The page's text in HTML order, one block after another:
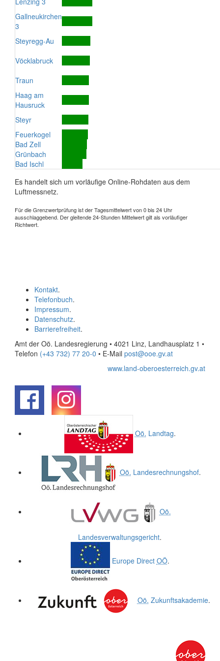
Gallneukirchen
3
Steyregg-Au
Vöcklabruck
Traun
Haag am
Hausruck
Steyr
Feuerkogel
Bad Zell
Grünbach
Bad Ischl
Es handelt sich um vorläufige Online-Rohdaten aus dem
Luftmessnetz.
Für die Grenzwertprüfung ist der Tagesmittelwert von 0 bis 24 Uhr
ausschlaggebend. Der gleitende 24-Stunden Mittelwert gilt als vorläufiger
Richtwert.
Kontakt.
Telefonbuch.
Impressum.
Datenschutz.
Barrierefreiheit.
Amt der Oö. Landesregierung • 4021 Linz, Landhausplatz 1 •
Telefon (+43 732) 77 20-0 • E-Mail post@ooe.gv.at
www.land-oberoesterreich.gv.at
Oö. Landtag.
Oö. Landesrechnungshof.
Oö.
Landesverwaltungsgericht.
Europe Direct OÖ.
Oö. Zukunftsakademie.